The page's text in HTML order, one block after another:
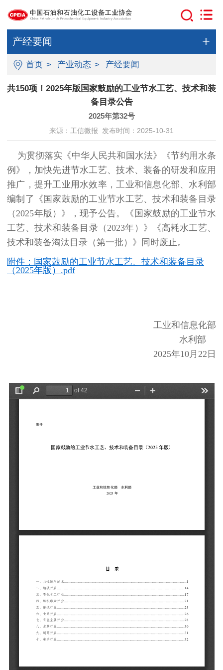
产经要闻
首页 > 产业动态 > 产经要闻
共150项！2025年版国家鼓励的工业节水工艺、技术和装
备目录公告
2025年第32号
来源：工信微报 发布时间：2025-10-31
为贯彻落实《中华人民共和国水法》《节约用水条
例》，加快先进节水工艺、技术、装备的研发和应用
推广，提升工业用水效率，工业和信息化部、水利部
编制了《国家鼓励的工业节水工艺、技术和装备目录
（2025年版）》，现予公告。《国家鼓励的工业节水
工艺、技术和装备目录（2023年）》《高耗水工艺、
技术和装备淘汰目录（第一批）》同时废止。
附件：国家鼓励的工业节水工艺、技术和装备目录
（2025年版）.pdf
工业和信息化部
水利部
2025年10月22日